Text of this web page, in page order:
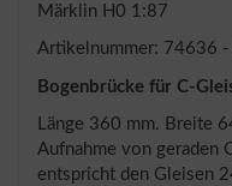
Märklin H0 1:87
Artikelnummer: 74636 -
Bogenbrücke für C-
Länge 360 mm. Breite
Aufnahme von geraden
entspricht den Gleisen